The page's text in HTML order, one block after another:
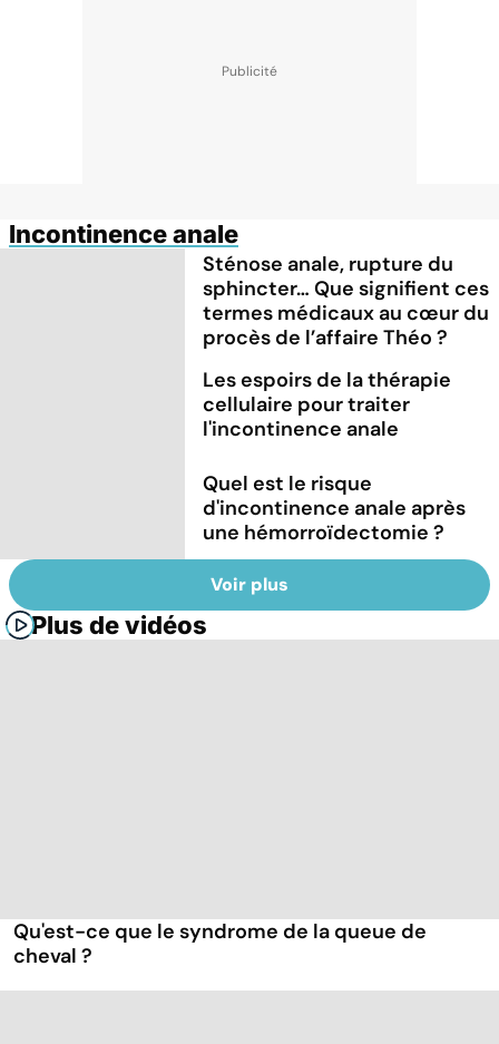
Incontinence anale
Sténose anale, rupture du
sphincter… Que signifient ces
termes médicaux au cœur du
procès de l’affaire Théo ?
Les espoirs de la thérapie
cellulaire pour traiter
l'incontinence anale
Quel est le risque
d'incontinence anale après
une hémorroïdectomie ?
Voir plus
Plus de vidéos
Qu'est-ce que le syndrome de la queue de
cheval ?